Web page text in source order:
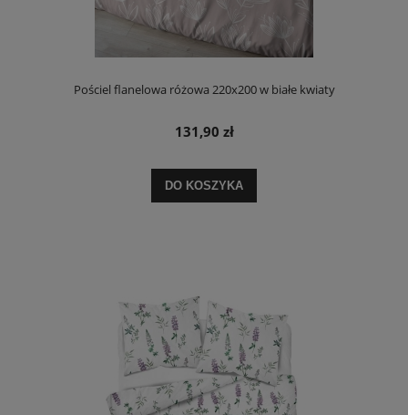
Pościel flanelowa różowa 220x200 w białe kwiaty
131,90 zł
DO KOSZYKA